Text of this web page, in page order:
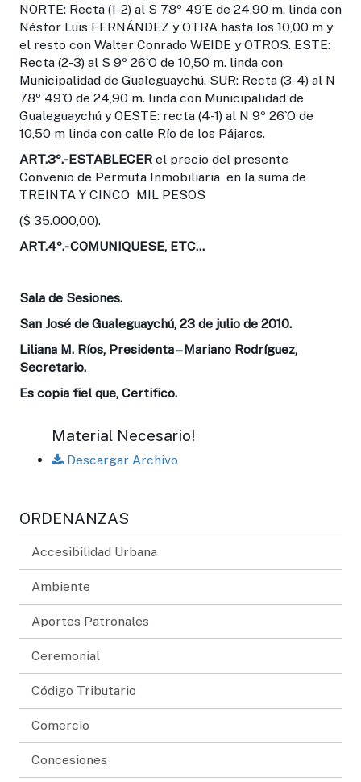
NORTE: Recta (1-2) al S 78º 49`E de 24,90 m. linda con
Néstor Luis FERNÁNDEZ y OTRA hasta los 10,00 m y
el resto con Walter Conrado WEIDE y OTROS. ESTE:
Recta (2-3) al S 9º 26`O de 10,50 m. linda con
Municipalidad de Gualeguaychú. SUR: Recta (3-4) al N
78º 49`O de 24,90 m. linda con Municipalidad de
Gualeguaychú y OESTE: recta (4-1) al N 9º 26`O de
10,50 m linda con calle Río de los Pájaros.
ART.3º.-ESTABLECER el precio del presente
Convenio de Permuta Inmobiliaria en la suma de
TREINTA Y CINCO MIL PESOS
($ 35.000,00).
ART.4º.-COMUNIQUESE, ETC…
Sala de Sesiones.
San José de Gualeguaychú, 23 de julio de 2010.
Liliana M. Ríos, Presidenta – Mariano Rodríguez,
Secretario.
Es copia fiel que, Certifico.
Material Necesario!
Descargar Archivo
ORDENANZAS
Accesibilidad Urbana
Ambiente
Aportes Patronales
Ceremonial
Código Tributario
Comercio
Concesiones